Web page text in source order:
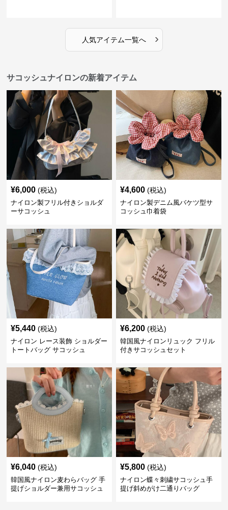
人気アイテム一覧へ ›
サコッシュナイロンの新着アイテム
¥6,000 (税込)
ナイロン製フリル付きショルダ
ーサコッシュ
¥4,600 (税込)
ナイロン製デニム風バケツ型サ
コッシュ巾着袋
¥5,440 (税込)
ナイロン レース装飾 ショルダー
トートバッグ サコッシュ
¥6,200 (税込)
韓国風ナイロンリュック フリル
付きサコッシュセット
¥6,040 (税込)
韓国風ナイロン麦わらバッグ 手
提げショルダー兼用サコッシュ
¥5,800 (税込)
ナイロン蝶々刺繍サコッシュ手
提げ斜めがけ二通りバッグ